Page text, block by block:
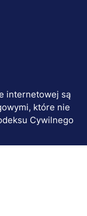
internetowej są
które nie
Cywilnego